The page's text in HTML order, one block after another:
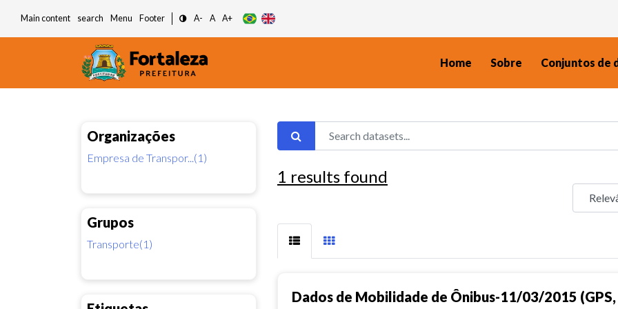
Main content search Menu Footer A- A A+
Home Sobre Conjuntos de
Organizações
Empresa de Transpor...(1)
Grupos
Transporte(1)
1 results found
Dados de Mobilidade de Ônibus-11/03/2015